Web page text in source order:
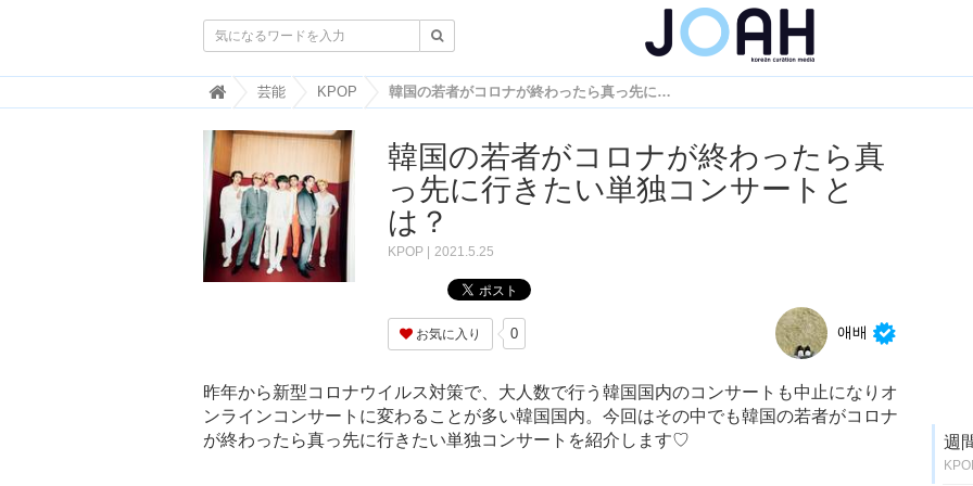
韓
国
ト
レ
ン
ド
報
・
韓
国
J
O
A
H
芸能 KPOP 韓国の若者がコロナが終わったら真っ先に行きたい単独コンサートとは？
韓国の若者がコロナが終わったら真
っ先に行きたい単独コンサートと
は？
KPOP 2021.5.25
お気に入り 0 애배
昨年から新型コロナウイルス対策で、大人数で行う韓国国内のコンサートも中止になりオ
ンラインコンサートに変わることが多い韓国国内。今回はその中でも韓国の若者がコロナ
が終わったら真っ先に行きたい単独コンサートを紹介します♡
週